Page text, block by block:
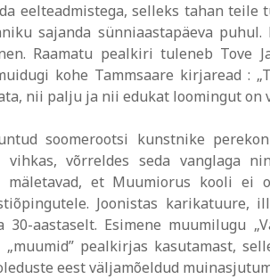
eelteadmistega, selleks tahan teile
sajanda sünniaastapäeva
Raamatu pealkiri tuleneb Tove
kohe Tammsaare kirjaread :
nii palju ja nii edukat loomingut on
soomerootsi kunstnike
vihkas, võrreldes seda vanglaga
mäletavad, et Muumiorus kooli
Joonistas karikatuure,
aastaselt. Esimene muumilugu
pealkirjas kasutamast,
eest väljamõeldud